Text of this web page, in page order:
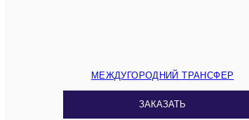
МЕЖДУГОРОДНИЙ ТРАНСФЕР
ЗАКАЗАТЬ